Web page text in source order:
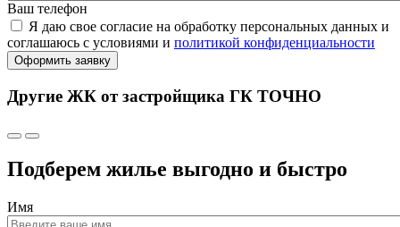
Ваш телефон
Я даю свое согласие на обработку персональных данных и
соглашаюсь с условиями и политикой конфиденциальности
Оформить заявку
Другие ЖК от застройщика ГК ТОЧНО
Подберем жилье выгодно и быстро
Имя